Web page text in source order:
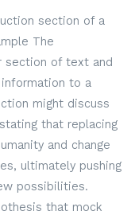
section of a
The
section of text and
to a
might discuss
that replacing
and change
ultimately pushing
possibilities.
that mock